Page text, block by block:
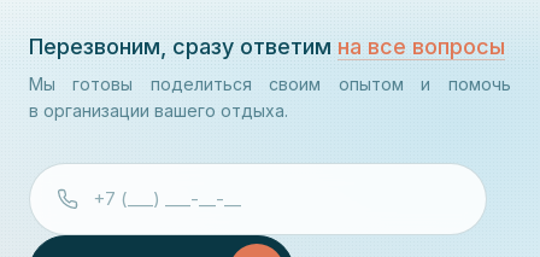
Перезвоним, сразу ответим на все вопросы
Мы готовы поделиться своим опытом и помочь
в организации вашего отдыха.